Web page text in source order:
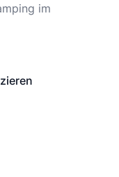
im